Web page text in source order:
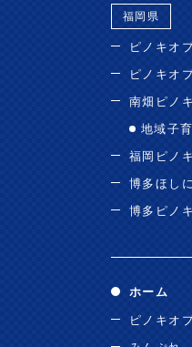
福岡県
ピノキオ
ピノキオ
南畑ピノ
地域子
福岡ピノ
博多ほし
博多ピノ
ホーム
ピノキオ